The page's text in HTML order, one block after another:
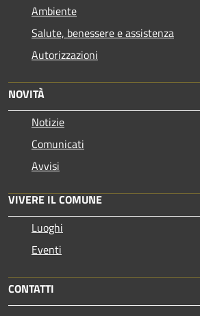
Ambiente
Salute, benessere e assistenza
Autorizzazioni
NOVITÀ
Notizie
Comunicati
Avvisi
VIVERE IL COMUNE
Luoghi
Eventi
CONTATTI